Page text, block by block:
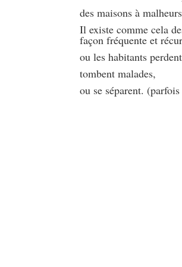
des maisons à
Il existe comme cela
façon fréquente et
ou les habitants
tombent malades,
ou se séparent.